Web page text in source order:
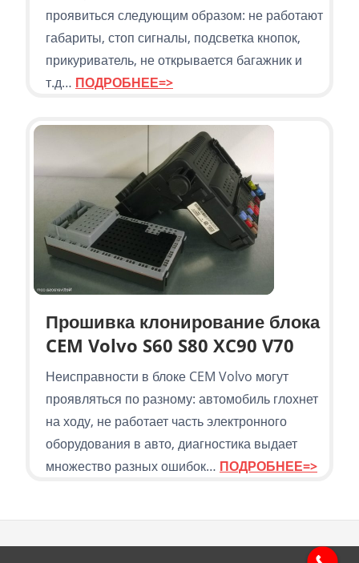
проявиться следующим образом: не работают
габариты, стоп сигналы, подсветка кнопок,
прикуриватель, не открывается багажник и
т.д… ПОДРОБНЕЕ=>
Прошивка клонирование блока
CEM Volvo S60 S80 XC90 V70
Неисправности в блоке CEM Volvo могут
проявляться по разному: автомобиль глохнет
на ходу, не работает часть электронного
оборудования в авто, диагностика выдает
множество разных ошибок… ПОДРОБНЕЕ=>